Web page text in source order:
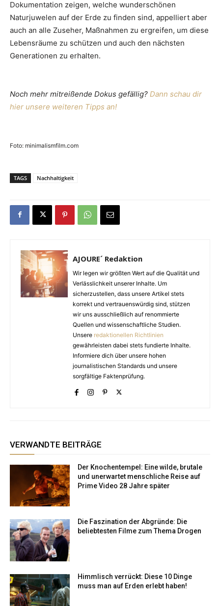
Dokumentation zeigen, welche wunderschönen
Naturjuwelen auf der Erde zu finden sind, appelliert aber
auch an alle Zuseher, Maßnahmen zu ergreifen, um diese
Lebensräume zu schützen und auch den nächsten
Generationen zu erhalten.
Noch mehr mitreißende Dokus gefällig? Dann schau dir
hier unsere weiteren Tipps an!
Foto: minimalismfilm.com
TAGS Nachhaltigkeit
AJOURE´ Redaktion
Wir legen wir größten Wert auf die Qualität und
Verlässlichkeit unserer Inhalte. Um
sicherzustellen, dass unsere Artikel stets
korrekt und vertrauenswürdig sind, stützen
wir uns ausschließlich auf renommierte
Quellen und wissenschaftliche Studien.
Unsere redaktionellen Richtlinien
gewährleisten dabei stets fundierte Inhalte.
Informiere dich über unsere hohen
journalistischen Standards und unsere
sorgfältige Faktenprüfung.
VERWANDTE BEITRÄGE
Der Knochentempel: Eine wilde, brutale
und unerwartet menschliche Reise auf
Prime Video 28 Jahre später
Die Faszination der Abgründe: Die
beliebtesten Filme zum Thema Drogen
Himmlisch verrückt: Diese 10 Dinge
muss man auf Erden erlebt haben!